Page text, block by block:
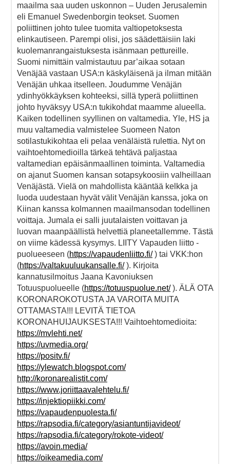
maailma saa uuden uskonnon – Uuden Jerusalemin
eli Emanuel Swedenborgin teokset. Suomen
poliittinen johto tulee tuomita valtiopetoksesta
elinkautiseen. Parempi olisi, jos säädettäisiin laki
kuolemanrangaistuksesta isänmaan pettureille.
Suomi nimittäin valmistautuu par’aikaa sotaan
Venäjää vastaan USA:n käskyläisenä ja ilman mitään
Venäjän uhkaa itselleen. Joudumme Venäjän
ydinhyökkäyksen kohteeksi, sillä typerä poliittinen
johto hyväksyy USA:n tukikohdat maamme alueella.
Kaiken todellinen syyllinen on valtamedia. Yle, HS ja
muu valtamedia valmistelee Suomeen Naton
sotilastukikohtaa eli pelaa venäläistä rulettia. Nyt on
vaihtoehtomedioilla tärkeä tehtävä paljastaa
valtamedian epäisänmaallinen toiminta. Valtamedia
on ajanut Suomen kansan sotapsykoosiin valheillaan
Venäjästä. Vielä on mahdollista kääntää kelkka ja
luoda uudestaan hyvät välit Venäjän kanssa, joka on
Kiinan kanssa kolmannen maailmansodan todellinen
voittaja. Jumala ei salli juutalaisten voittavan ja
luovan maanpäällistä helvettiä planeetallemme. Tästä
on viime kädessä kysymys. LIITY Vapauden liitto -
puolueeseen (https://vapaudenliitto.fi/) tai VKK:hon
(https://valtakuuluukansalle.fi/). Kirjoita
kannatusilmoitus Jaana Kavoniuksen
Totuuspuolueelle (https://totuuspuolue.net/). ÄLÄ OTA
KORONAROKOTUSTA JA VAROITA MUITA
OTTAMASTA!!! LEVITÄ TIETOA
KORONAHUIJAUKSESTA!!! Vaihtoehtomedioita:
https://mvlehti.net/
https://uvmedia.org/
https://positv.fi/
https://ylewatch.blogspot.com/
http://koronarealistit.com/
https://www.joriittaavalehtelu.fi/
https://injektiopiikki.com/
https://vapaudenpuolesta.fi/
https://rapsodia.fi/category/asiantuntijavideot/
https://rapsodia.fi/category/rokote-videot/
https://avoin.media/
https://oikeamedia.com/